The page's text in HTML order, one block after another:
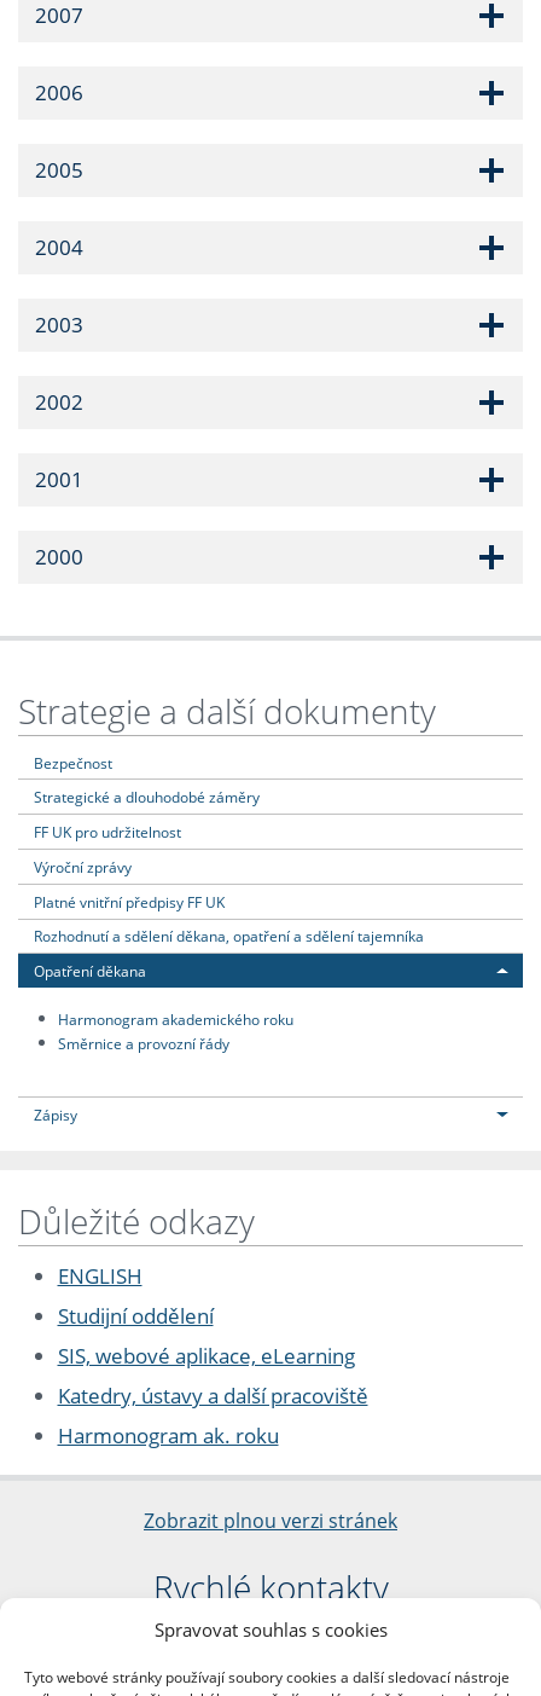
Spravovat souhlas s cookies
Tyto webové stránky používají soubory cookies a další sledovací nástroje
2007
2006
2005
2004
2003
2002
2001
2000
Strategie a další dokumenty
Bezpečnost
Strategické a dlouhodobé záměry
FF UK pro udržitelnost
Výroční zprávy
Platné vnitřní předpisy FF UK
Rozhodnutí a sdělení děkana, opatření a sdělení tajemníka
Opatření děkana
Harmonogram akademického roku
Směrnice a provozní řády
Zápisy
Důležité odkazy
ENGLISH
Studijní oddělení
SIS, webové aplikace, eLearning
Katedry, ústavy a další pracoviště
Harmonogram ak. roku
Zobrazit plnou verzi stránek
Rychlé kontakty
Filozofická fakulta
nám. Jana Palacha 1/2